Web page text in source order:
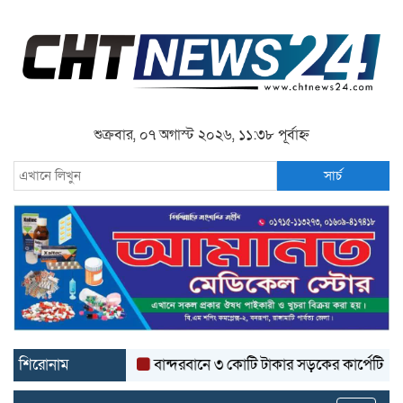
শুক্রবার, ০৭ অগাস্ট ২০২৬, ১১:৩৮ পূর্বাহ্ন
সার্চ
শিরোনাম বান্দরবানে ৩ কোটি টাকার সড়কের কার্পেটিং উঠে